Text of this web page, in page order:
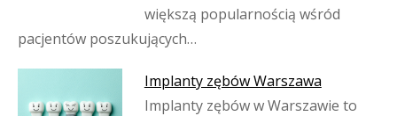
większą popularnością wśród
pacjentów poszukujących…
Implanty zębów Warszawa
Implanty zębów w Warszawie to